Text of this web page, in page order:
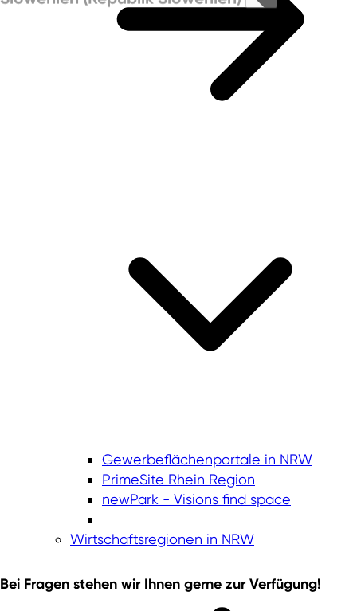
Gewerbeflächenportale in NRW
PrimeSite Rhein Region
newPark - Visions find space
Wirtschaftsregionen in NRW
Bei Fragen stehen wir Ihnen gerne zur Verfügung!